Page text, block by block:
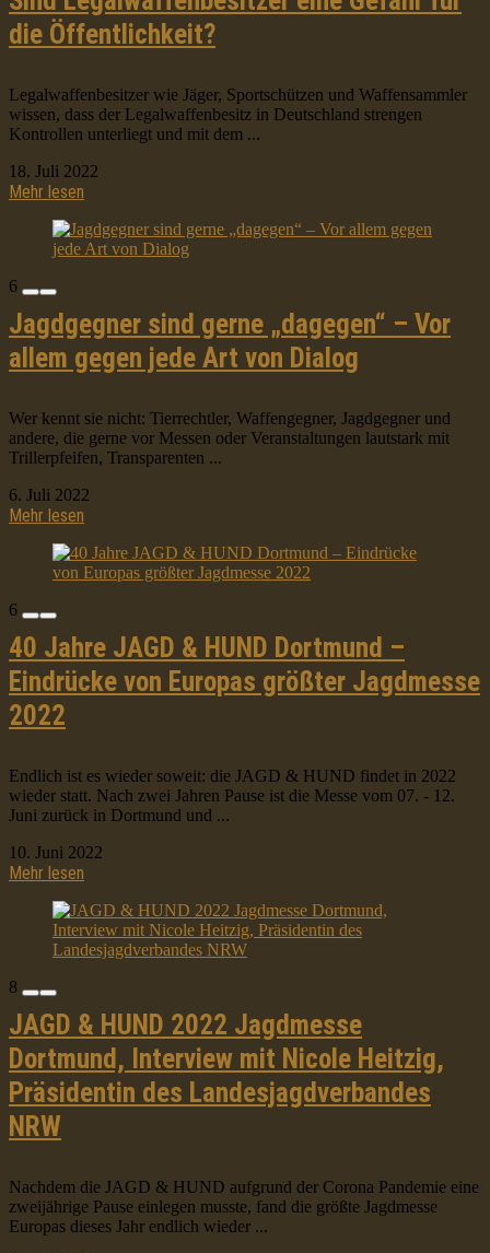
die Öffentlichkeit?
Legalwaffenbesitzer wie Jäger, Sportschützen und Waffensammler
wissen, dass der Legalwaffenbesitz in Deutschland strengen
Kontrollen unterliegt und mit dem ...
18. Juli 2022
Mehr lesen
6
Jagdgegner sind gerne „dagegen“ – Vor
allem gegen jede Art von Dialog
Wer kennt sie nicht: Tierrechtler, Waffengegner, Jagdgegner und
andere, die gerne vor Messen oder Veranstaltungen lautstark mit
Trillerpfeifen, Transparenten ...
6. Juli 2022
Mehr lesen
6
40 Jahre JAGD & HUND Dortmund –
Eindrücke von Europas größter Jagdmesse
2022
Endlich ist es wieder soweit: die JAGD & HUND findet in 2022
wieder statt. Nach zwei Jahren Pause ist die Messe vom 07. - 12.
Juni zurück in Dortmund und ...
10. Juni 2022
Mehr lesen
8
JAGD & HUND 2022 Jagdmesse
Dortmund, Interview mit Nicole Heitzig,
Präsidentin des Landesjagdverbandes
NRW
Nachdem die JAGD & HUND aufgrund der Corona Pandemie eine
zweijährige Pause einlegen musste, fand die größte Jagdmesse
Europas dieses Jahr endlich wieder ...